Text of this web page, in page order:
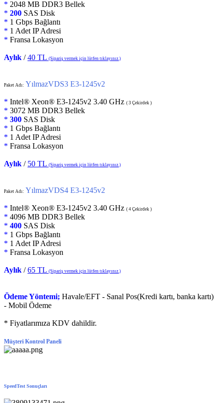
* 2048 MB DDR3 Bellek
* 200 SAS Disk
* 1 Gbps Bağlantı
* 1 Adet IP Adresi
* Fransa Lokasyon
Aylık /40 TL (Sipariş vermek için lütfen tıklayınız.)
Paket Adı: YılmazVDS3 E3-1245v2
* Intel® Xeon® E3-1245v2 3.40 GHz ( 3 Çekirdek )
* 3072 MB DDR3 Bellek
* 300 SAS Disk
* 1 Gbps Bağlantı
* 1 Adet IP Adresi
* Fransa Lokasyon
Aylık / 50 TL (Sipariş vermek için lütfen tıklayınız.)
Paket Adı: YılmazVDS4 E3-1245v2
* Intel® Xeon® E3-1245v2 3.40 GHz ( 4 Çekirdek )
* 4096 MB DDR3 Bellek
* 400 SAS Disk
* 1 Gbps Bağlantı
* 1 Adet IP Adresi
* Fransa Lokasyon
Aylık /65 TL (Sipariş vermek için lütfen tıklayınız.)
Ödeme Yöntemi; Havale/EFT - Sanal Pos(Kredi kartı, banka kartı)
- Mobil Ödeme
* Fiyatlarımıza KDV dahildir.
Müşteri Kontrol Paneli
SpeedTest Sonuçları